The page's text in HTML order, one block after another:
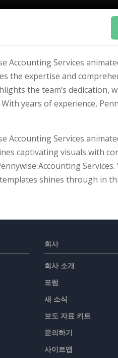
Accounting Services
the expertise and
the team’s
years of experience,
Accounting Services
captivating visuals with
Accounting
shines through in
회사
회사 소개
포럼
새 소식
보도 자료 키트
문의하기
사이트맵